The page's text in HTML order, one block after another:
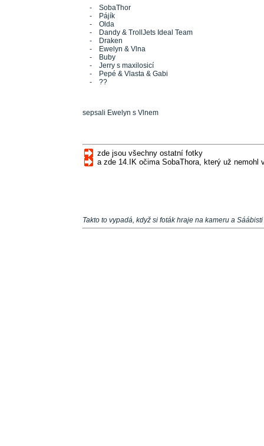
- SobaThor
- Pájík
- Olda
- Dandy & TrollJets Ideal Team
- Draken
- Ewelyn & Vlna
- Buby
- Jerry s maxilosicí
- Pepé & Vlasta & Gabi
- ??
sepsali Ewelyn s Vlnem
zde jsou všechny ostatní fotky
a zde 14.IK očima SobaThora, který už
Takto to vypadá, když si foták hraje na kameru a